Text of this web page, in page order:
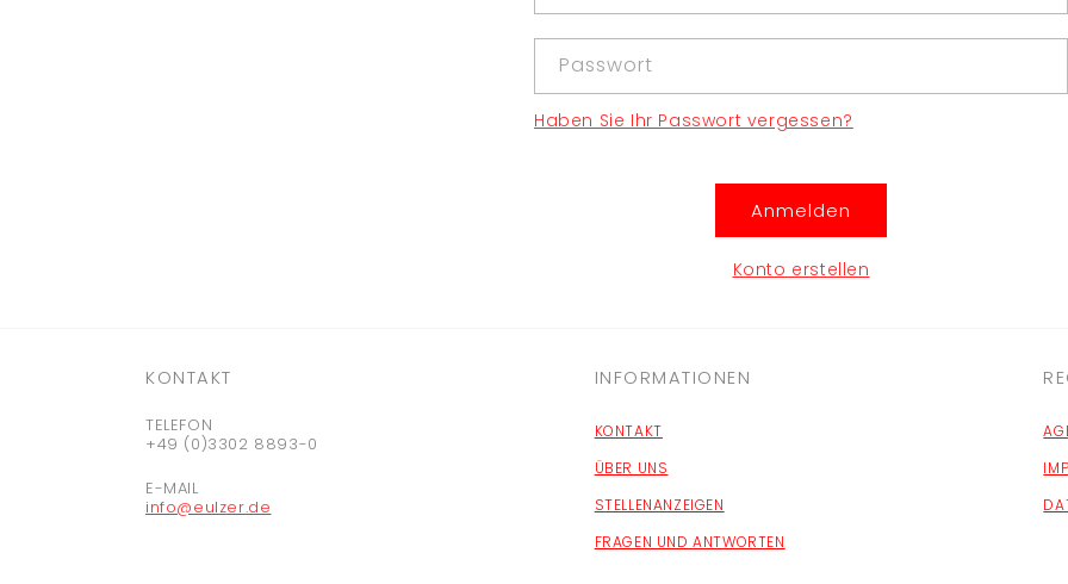
Passwort
Haben Sie Ihr Passwort vergessen?
Anmelden
Konto erstellen
KONTAKT
TELEFON
+49 (0)3302 8893-0
E-MAIL
info@eulzer.de
INFORMATIONEN
KONTAKT
ÜBER UNS
STELLENANZEIGEN
FRAGEN UND ANTWORTEN